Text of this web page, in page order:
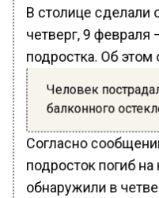
В столице сделали
четверг, 9
подростка. Об
Человек
балконного
Согласно
подросток погиб
обнаружили в